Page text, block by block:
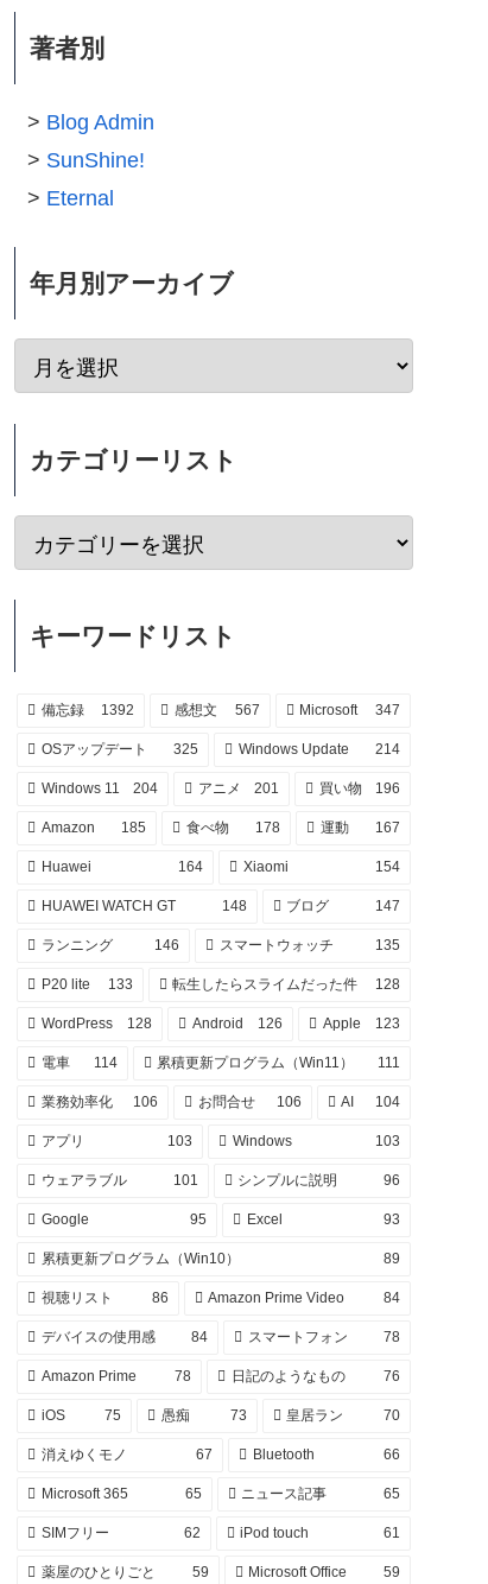
著者別
Blog Admin
SunShine!
Eternal
年月別アーカイブ
カテゴリーリスト
キーワードリスト
備忘録 1392 感想文 567 Microsoft 347
OSアップデート 325 Windows Update 214
Windows 11 204 アニメ 201 買い物 196
Amazon 185 食べ物 178 運動 167
Huawei 164 Xiaomi 154
HUAWEI WATCH GT 148 ブログ 147
ランニング 146 スマートウォッチ 135
P20 lite 133 転生したらスライムだった件 128
WordPress 128 Android 126 Apple 123
電車 114 累積更新プログラム（Win11） 111
業務効率化 106 お問合せ 106 AI 104
アプリ 103 Windows 103
ウェアラブル 101 シンプルに説明 96
Google 95 Excel 93
累積更新プログラム（Win10） 89
視聴リスト 86 Amazon Prime Video 84
デバイスの使用感 84 スマートフォン 78
Amazon Prime 78 日記のようなもの 76
iOS 75 愚痴 73 皇居ラン 70
消えゆくモノ 67 Bluetooth 66
Microsoft 365 65 ニュース記事 65
SIMフリー 62 iPod touch 61
薬屋のひとりごと 59 Microsoft Office 59